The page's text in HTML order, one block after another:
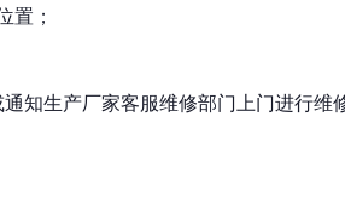
置；
知生产厂家客服维修部门上门进行维修